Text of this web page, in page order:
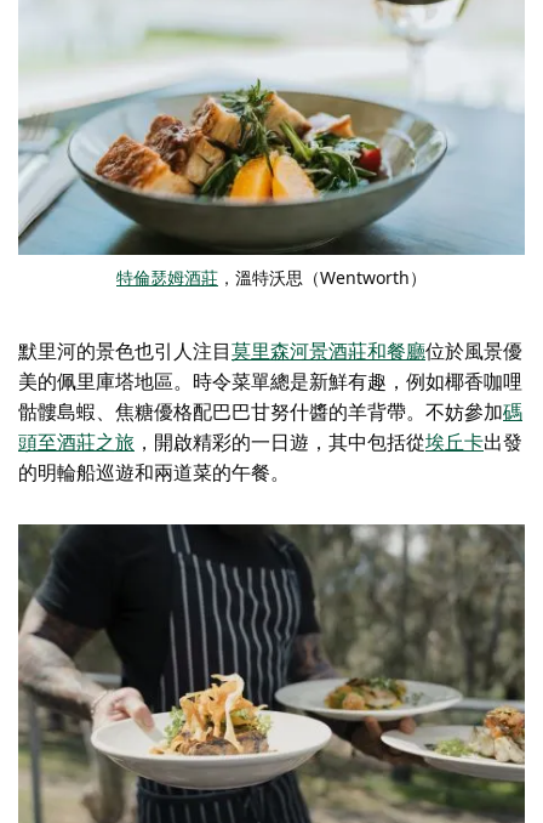
特倫瑟姆酒莊 ，溫特沃思（Wentworth）
默里河的景色也引人注目莫里森河景酒莊和餐廳位於風景優
美的佩里庫塔地區。時令菜單總是新鮮有趣，例如椰香咖哩
骷髏島蝦、焦糖優格配巴巴甘努什醬的羊背帶。不妨參加碼
頭至酒莊之旅 ，開啟精彩的一日遊，其中包括從埃丘卡出發
的明輪船巡遊和兩道菜的午餐。